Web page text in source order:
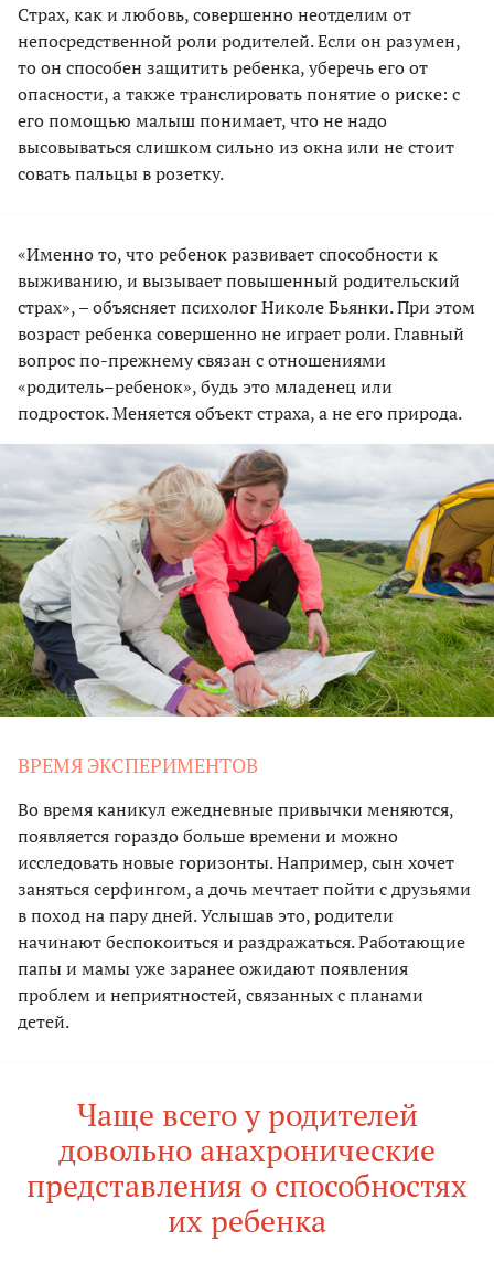
Страх, как и любовь, совершенно неотделим от
непосредственной роли родителей. Если он разумен,
то он способен защитить ребенка, уберечь его от
опасности, а также транслировать понятие о риске: с
его помощью малыш понимает, что не надо
высовываться слишком сильно из окна или не стоит
совать пальцы в розетку.
«Именно то, что ребенок развивает способности к
выживанию, и вызывает повышенный родительский
страх», – объясняет психолог Николе Бьянки. При этом
возраст ребенка совершенно не играет роли. Главный
вопрос по-прежнему связан с отношениями
«родитель–ребенок», будь это младенец или
подросток. Меняется объект страха, а не его природа.
ВРЕМЯ ЭКСПЕРИМЕНТОВ
Во время каникул ежедневные привычки меняются,
появляется гораздо больше времени и можно
исследовать новые горизонты. Например, сын хочет
заняться серфингом, а дочь мечтает пойти с друзьями
в поход на пару дней. Услышав это, родители
начинают беспокоиться и раздражаться. Работающие
папы и мамы уже заранее ожидают появления
проблем и неприятностей, связанных с планами
детей.
Чаще всего у родителей
довольно анахронические
представления о способностях
их ребенка